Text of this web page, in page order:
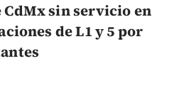
CdMx sin servicio en
de L1 y 5 por